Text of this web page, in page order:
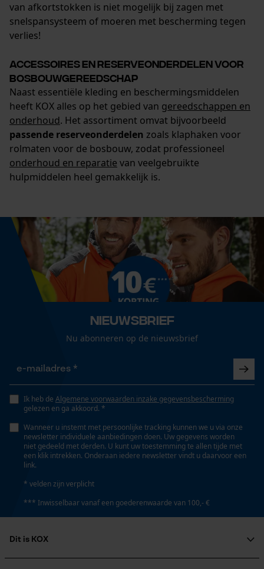
van afkortstokken is niet mogelijk bij zagen met
snelspansysteem of moeren met bescherming tegen
verlies!
Accessoires en reserveonderdelen voor
bosbouwgereedschap
Naast essentiële kleding en beschermingsmiddelen
heeft KOX alles op het gebied van gereedschappen en
onderhoud. Het assortiment omvat bijvoorbeeld
passende reserveonderdelen zoals klaphaken voor
rolmaten voor de bosbouw, zodat professioneel
onderhoud en reparatie van veelgebruikte
hulpmiddelen heel gemakkelijk is.
Nieuwsbrief
Nu abonneren op de nieuwsbrief
Ik heb de Algemene voorwaarden inzake gegevensbescherming
gelezen en ga akkoord. *
Wanneer u instemt met persoonlijke tracking kunnen we u via onze
newsletter individuele aanbiedingen doen. Uw gegevens worden
niet gedeeld met derden. U kunt uw toestemming te allen tijde met
een klik intrekken. Onderaan iedere newsletter vindt u daarvoor een
link.
* velden zijn verplicht
*** Inwisselbaar vanaf een goederenwaarde van 100,- €
Dit is KOX